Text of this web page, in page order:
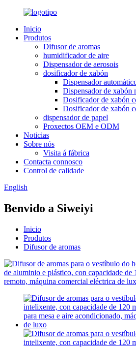
Inicio
Produtos
Difusor de aromas
humidificador de aire
Dispensador de aerosois
dosificador de xabón
Dispensador
Dispensador de xabón
Dosificador de xabón
Dosificador de xabón
dispensador de papel
Proxectos OEM e ODM
Noticias
Sobre nós
Visita á fábrica
Contacta connosco
Control de calidade
English
Benvido a Siweiyi
Inicio
Produtos
Difusor de aromas